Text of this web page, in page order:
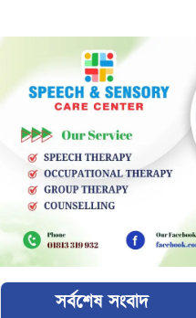
ঢাকা কার্যালয় থেকে
হয়, মধ্যপ্রাচ্যের চলমান
সর্বশেষ সংবাদ